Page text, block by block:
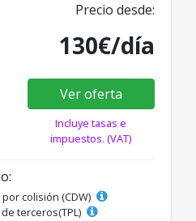
Precio desde:
130€/día
Ver oferta
Incluye tasas e
impuestos. (VAT)
colisión (CDW)
terceros(TPL)